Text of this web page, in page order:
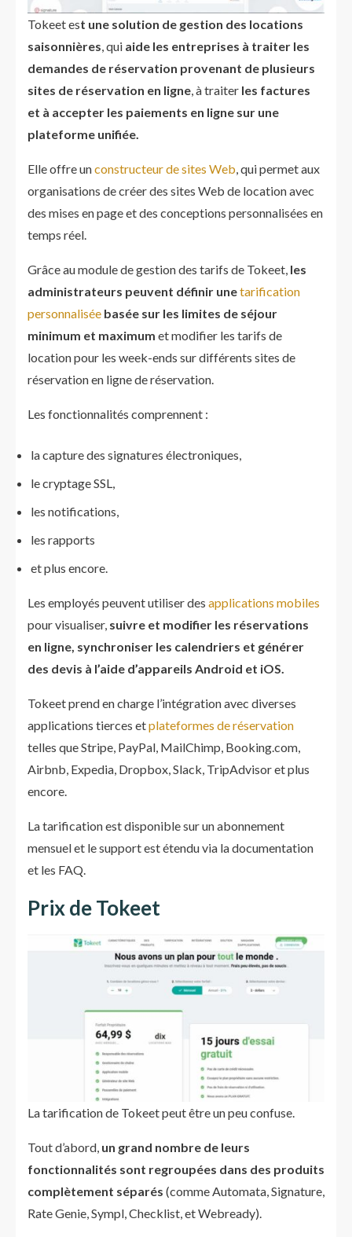
Tokeet est une solution de gestion des locations
saisonnières, qui aide les entreprises à traiter les
demandes de réservation provenant de plusieurs
sites de réservation en ligne, à traiter les factures
et à accepter les paiements en ligne sur une
plateforme unifiée.
Elle offre unconstructeur de sites Web, qui permet aux
organisations de créer des sites Web de location avec
des mises en page et des conceptions personnalisées en
temps réel.
Grâce au module de gestion des tarifs de Tokeet, les
administrateurs peuvent définir unetarification
personnalisée basée sur les limites de séjour
minimum et maximum et modifier les tarifs de
location pour les week-ends sur différents sites de
réservation en ligne de réservation.
Les fonctionnalités comprennent :
la capture des signatures électroniques,
le cryptage SSL,
les notifications,
les rapports
et plus encore.
Les employés peuvent utiliser des applications mobiles
pour visualiser, suivre et modifier les réservations
en ligne, synchroniser les calendriers et générer
des devis à l’aide d’appareils Android et iOS.
Tokeet prend en charge l’intégration avec diverses
applications tierces etplateformes de réservation
telles que Stripe, PayPal, MailChimp, Booking.com,
Airbnb, Expedia, Dropbox, Slack, TripAdvisor et plus
encore.
La tarification est disponible sur un abonnement
mensuel et le support est étendu via la documentation
et les FAQ.
Prix de Tokeet
La tarification de Tokeet peut être un peu confuse.
Tout d’abord, un grand nombre de leurs
fonctionnalités sont regroupées dans des produits
complètement séparés (comme Automata, Signature,
Rate Genie, Sympl, Checklist, et Webready).